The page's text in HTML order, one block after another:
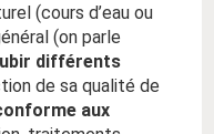
(cours d’eau ou
(on parle
différents
de sa qualité de
aux